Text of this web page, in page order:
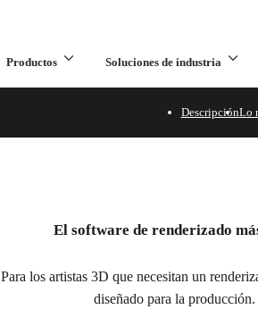
Productos Soluciones de industria
DescripciónLo
El software de renderizado
Para los artistas 3D que necesitan un
diseñado para la